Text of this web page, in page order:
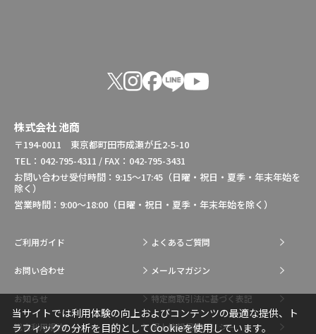
株式会社 池商
〒194-0011 東京都町田市成瀬が丘2-5-10
TEL：042-795-4311 / FAX：042-795-3431
お問い合わせ受付時間：9:15～17:45（日曜・祝日・夏季・年末年始を
除く）
営業時間：9:00～18:00（日曜・祝日・夏季・年末年始を除く）
ご利用ガイド よくあるご質問
お問い合わせ メールマガジン
お知らせ 特定商取引法に基づく表記
総合利用規約 個人情報保護ポリシー
当サイトでは利用体験の向上およびコンテンツの最適な提供、ト
ラフィックの分析を目的としてCookieを使用しています。